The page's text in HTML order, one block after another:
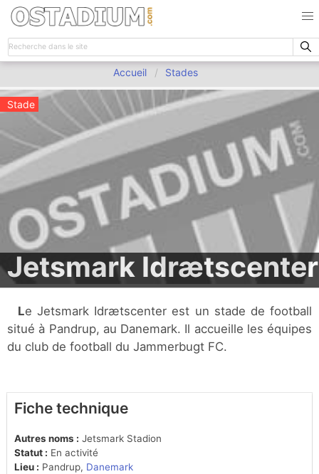
Accueil Stades
Stade
Jetsmark Idrætscenter
Le Jetsmark Idrætscenter est un stade de football
situé à Pandrup, au Danemark. Il accueille les équipes
du club de football du Jammerbugt FC.
Fiche technique
Autres noms : Jetsmark Stadion
Statut : En activité
Lieu : Pandrup, Danemark